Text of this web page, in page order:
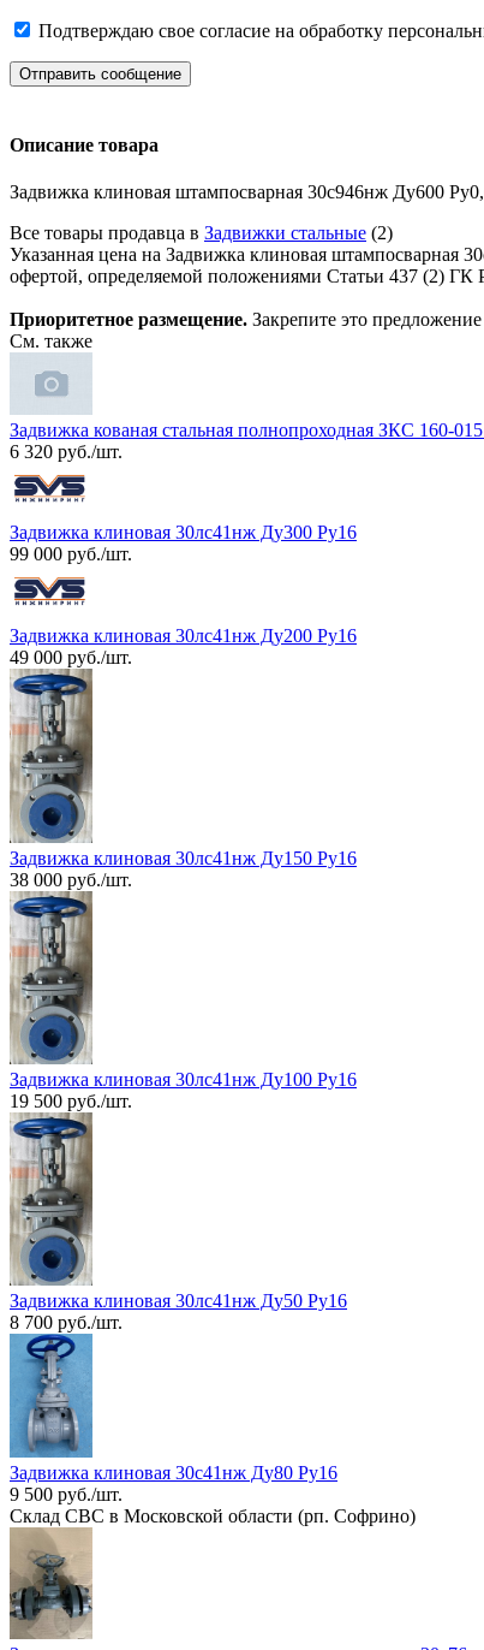
Подтверждаю свое согласие на обработку
Отправить сообщение
Описание товара
Задвижка клиновая штампосварная 30с946нж Ду600
Все товары продавца в Задвижки стальные (2)
Указанная цена на Задвижка клиновая штампосварная
офертой, определяемой положениями Статьи 437 (2) ГК
Приоритетное размещение. Закрепите это
См. также
Задвижка кованая стальная полнопроходная ЗКС 160-
6 320 руб./шт.
Задвижка клиновая 30лс41нж Ду300 Ру16
99 000 руб./шт.
Задвижка клиновая 30лс41нж Ду200 Ру16
49 000 руб./шт.
Задвижка клиновая 30лс41нж Ду150 Ру16
38 000 руб./шт.
Задвижка клиновая 30лс41нж Ду100 Ру16
19 500 руб./шт.
Задвижка клиновая 30лс41нж Ду50 Ру16
8 700 руб./шт.
Задвижка клиновая 30с41нж Ду80 Ру16
9 500 руб./шт.
Склад СВС в Московской области (рп. Софрино)